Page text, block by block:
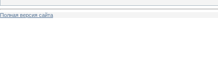
Полная версия сайта